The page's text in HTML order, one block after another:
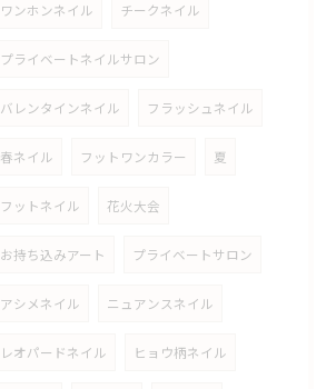
ワンホンネイル チークネイル
プライベートネイルサロン
バレンタインネイル フラッシュネイル
春ネイル フットワンカラー 夏
フットネイル 花火大会
お持ち込みアート プライベートサロン
アシメネイル ニュアンスネイル
レオパードネイル ヒョウ柄ネイル